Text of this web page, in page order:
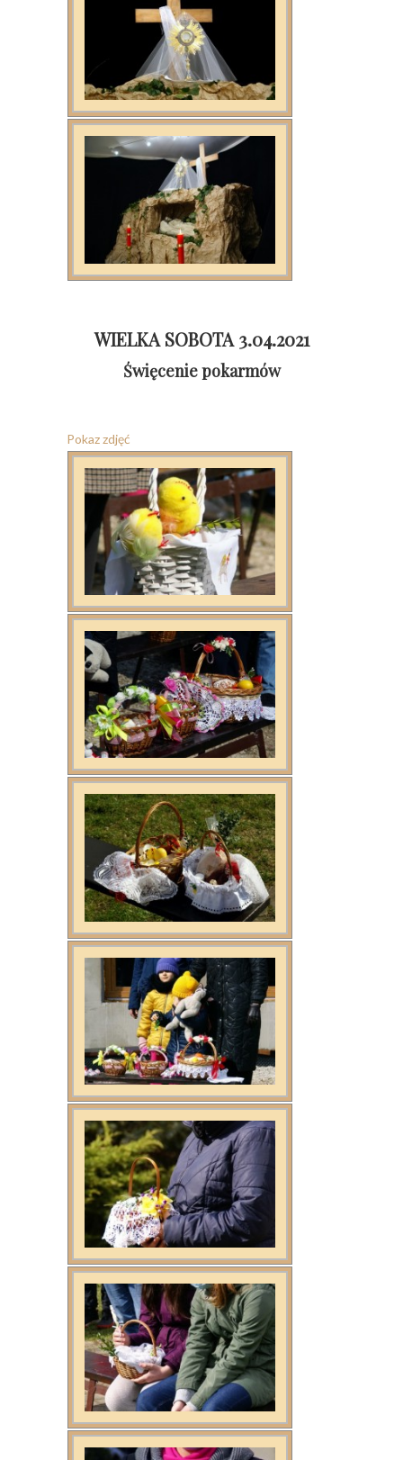
WIELKA SOBOTA 3.04.2021
Święcenie pokarmów
Pokaz zdjęć